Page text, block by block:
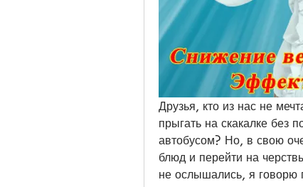
Друзья, кто из нас не
прыгать на скакалке без
автобусом? Но, в свою
блюд и перейти на
не ослышались, я говорю